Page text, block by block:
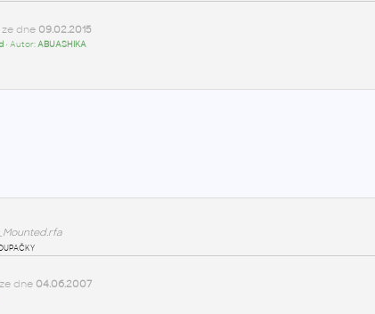
ze dne 09.02.2015
• Autor:ABUASHIKA
dne 04.06.2007